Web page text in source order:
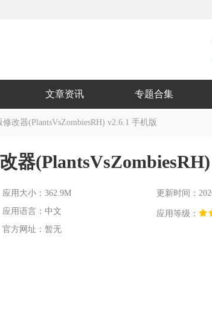
文章资讯 专题合集
改器(PlantsVsZombiesRH) v2.6.1 手机版
器(PlantsVsZombiesRH)
应用大小：362.9M
更新时间：
应用语言：中文
应用等级：
官方网址：暂无